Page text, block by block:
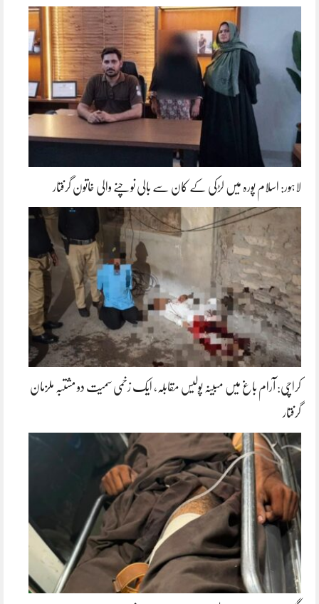
لاہور: اسلام پورہ میں لڑکی کے کان سے بالی نوچنے والی خاتون گرفتار
کراچی: آرام باغ میں مبینہ پولیس مقابلہ، ایک زخمی سمیت دو مشتبہ ملزمان
گرفتار